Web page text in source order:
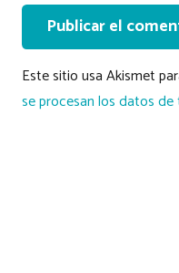
Publicar el
Este sitio usa Akismet
se procesan los datos